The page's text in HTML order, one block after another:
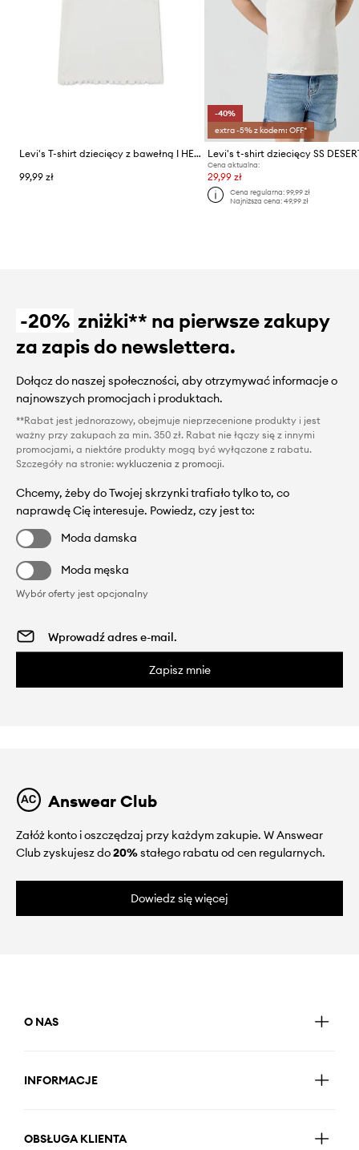
Levi's T-shirt dziecięcy z bawełną I HEART MY LEVIS TOP
99,99 zł
-40%
extra -5% z kodem: OFF*
Cena aktualna:
29,99 zł
Cena regularna: 99,99 zł
Najniższa cena: 49,99 zł
-20% zniżki** na pierwsze zakupy
za zapis do newslettera.
Dołącz do naszej społeczności, aby otrzymywać informacje o
najnowszych promocjach i produktach.
**Rabat jest jednorazowy, obejmuje nieprzecenione produkty i jest
ważny przy zakupach za min. 350 zł. Rabat nie łączy się z innymi
promocjami, a niektóre produkty mogą być wyłączone z rabatu.
Szczegóły na stronie: wykluczenia z promocji.
Chcemy, żeby do Twojej skrzynki trafiało tylko to, co
naprawdę Cię interesuje. Powiedz, czy jest to:
Moda damska
Moda męska
Wybór oferty jest opcjonalny
Zapisz mnie
Answear Club
Załóż konto i oszczędzaj przy każdym zakupie. W Answear
Club zyskujesz do20%stałego rabatu od cen regularnych.
Dowiedz się więcej
O NAS
INFORMACJE
OBSŁUGA KLIENTA